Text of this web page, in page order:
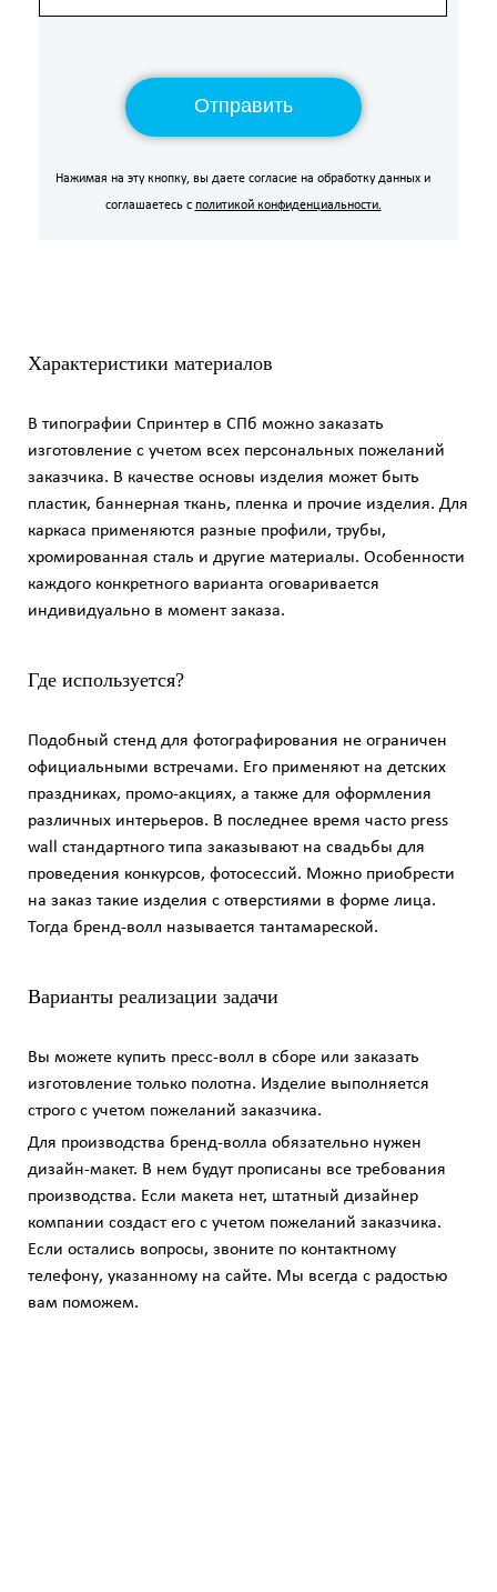
Отправить
Отправить
Отправить
Нажимая на эту кнопку, вы даете согласие на обработку данных и
соглашаетесь с политикой конфиденциальности.
Характеристики материалов
В типографии Спринтер в СПб можно заказать
изготовление с учетом всех персональных пожеланий
заказчика. В качестве основы изделия может быть
пластик, баннерная ткань, пленка и прочие изделия. Для
каркаса применяются разные профили, трубы,
хромированная сталь и другие материалы. Особенности
каждого конкретного варианта оговаривается
индивидуально в момент заказа.
Где используется?
Подобный стенд для фотографирования не ограничен
официальными встречами. Его применяют на детских
праздниках, промо-акциях, а также для оформления
различных интерьеров. В последнее время часто press
wall стандартного типа заказывают на свадьбы для
проведения конкурсов, фотосессий. Можно приобрести
на заказ такие изделия с отверстиями в форме лица.
Тогда бренд-волл называется тантамареской.
Варианты реализации задачи
Вы можете купить пресс-волл в сборе или заказать
изготовление только полотна. Изделие выполняется
строго с учетом пожеланий заказчика.
Для производства бренд-волла обязательно нужен
дизайн-макет. В нем будут прописаны все требования
производства. Если макета нет, штатный дизайнер
компании создаст его с учетом пожеланий заказчика.
Если остались вопросы, звоните по контактному
телефону, указанному на сайте. Мы всегда с радостью
вам поможем.